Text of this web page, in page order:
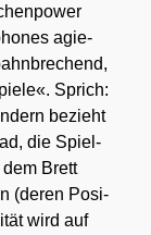
agie­
Sprich:
bezieht
die Spiel­
Brett
(deren Posi­
wird auf